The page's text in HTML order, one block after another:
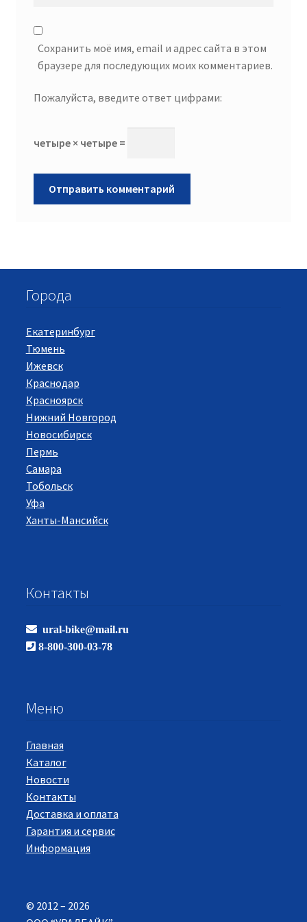
Сохранить моё имя, email и адрес сайта в этом
браузере для последующих моих комментариев.
Пожалуйста, введите ответ цифрами:
четыре × четыре =
Города
Екатеринбург
Тюмень
Ижевск
Краснодар
Красноярск
Нижний Новгород
Новосибирск
Пермь
Самара
Тобольск
Уфа
Ханты-Мансийск
Контакты
ural-bike@mail.ru
8-800-300-03-78
Меню
Главная
Каталог
Новости
Контакты
Доставка и оплата
Гарантия и сервис
Информация
© 2012 – 2026